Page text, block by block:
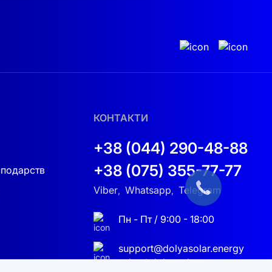
КОНТАКТИ
+38 (044) 290-48-88
+38 (075) 355-77-77
Viber, Whatsapp, Telegram
Пн - Пт / 9:00 - 18:00
support@dolyasolar.energy
sales@dolyasolar.energy